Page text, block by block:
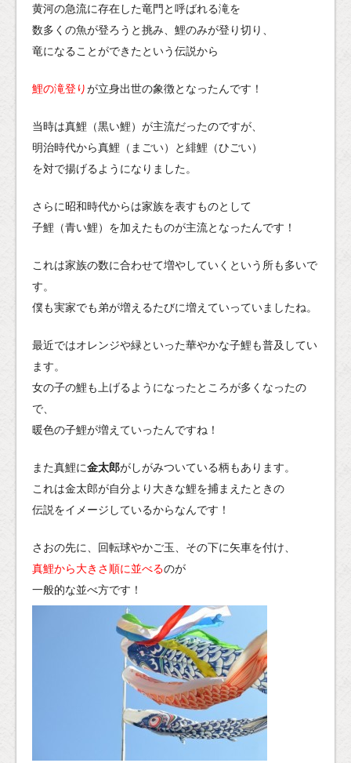
黄河の急流に存在した竜門と呼ばれる滝を
数多くの魚が登ろうと挑み、鯉のみが登り切り、
竜になることができたという伝説から
鯉の滝登りが立身出世の象徴となったんです！
当時は真鯉（黒い鯉）が主流だったのですが、
明治時代から真鯉（まごい）と緋鯉（ひごい）
を対で揚げるようになりました。
さらに昭和時代からは家族を表すものとして
子鯉（青い鯉）を加えたものが主流となったんです！
これは家族の数に合わせて増やしていくという所も多いで
す。
僕も実家でも弟が増えるたびに増えていっていましたね。
最近ではオレンジや緑といった華やかな子鯉も普及してい
ます。
女の子の鯉も上げるようになったところが多くなったの
で、
暖色の子鯉が増えていったんですね！
また真鯉に金太郎がしがみついている柄もあります。
これは金太郎が自分より大きな鯉を捕まえたときの
伝説をイメージしているからなんです！
さおの先に、回転球やかご玉、その下に矢車を付け、
真鯉から大きさ順に並べるのが
一般的な並べ方です！